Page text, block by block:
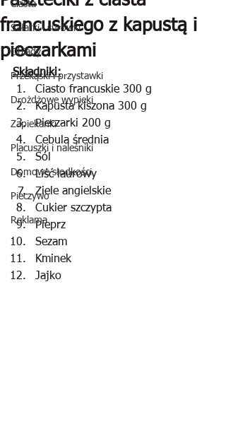
Ciasta
Sałatki i surówki
Obiady
Przekąski i przystawki
Drożdżowe wypieki
Zapiekanki
Placuszki i naleśniki
Domowe słodkości
Pieczywo
Reklama
francuskiego z kapustą i
pieczarkami
Składniki:
Ciasto francuskie 300 g
Kapusta kiszona 300 g
Pieczarki 200 g
Cebula średnia
Sól
Liść laurowy
Ziele angielskie
Cukier szczypta
Pieprz
Sezam
Kminek
Jajko